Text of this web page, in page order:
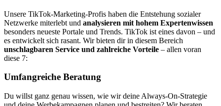
Unsere TikTok-Marketing-Profis haben die Entstehung sozialer
Netzwerke miterlebt und analysieren mit hohem Expertenwissen
besonders neueste Portale und Trends. TikTok ist eines davon – und
es entwickelt sich rasant. Wir bieten dir in diesem Bereich
unschlagbaren Service und zahlreiche Vorteile – allen voran
diese 7:
Umfangreiche Beratung
Du willst ganz genau wissen, wie wir deine Always-On-Strategie